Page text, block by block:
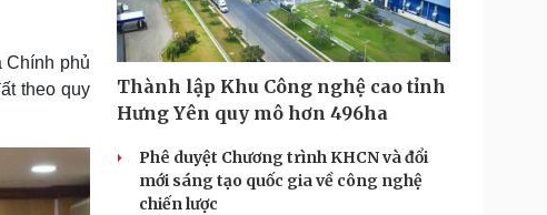
Doanh nhân
Vì cộng đồng
Trải nghiệm
Chuyển đổi số
Du lịch
Săn Tour
check-in
Podcast
Đọc truyện đêm khuya
Cửa sổ tình yêu
Chính phủ
theo quy
Thành lập Khu Công nghệ cao tỉnh
Hưng Yên quy mô hơn 496ha
Phê duyệt Chương trình KHCN và đổi
mới sáng tạo quốc gia về công nghệ
chiến lược